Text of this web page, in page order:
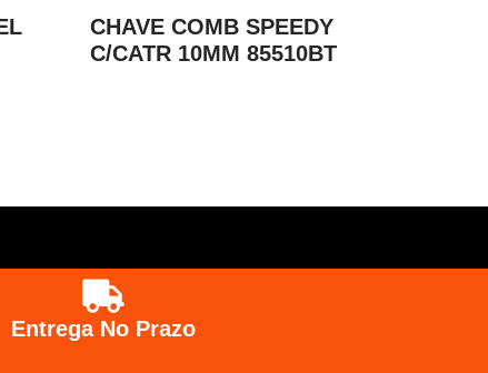
CHAVE COMB SPEEDY
C/CATR 10MM 85510BT
Entrega No Prazo